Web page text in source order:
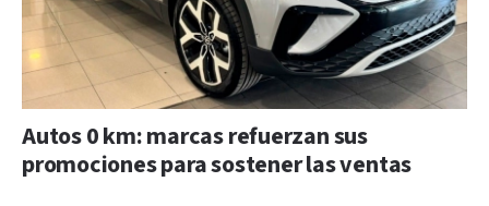
Autos 0 km: marcas refuerzan sus
promociones para sostener las ventas